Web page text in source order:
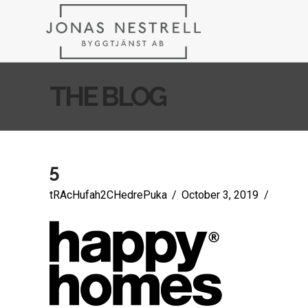
JONAS
NESTRELL
AB
THE BLOG
5
tRAcHufah2CHedrePuka October 3, 2019